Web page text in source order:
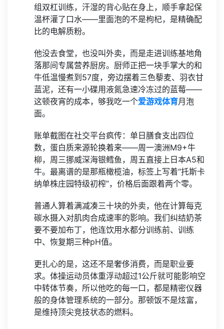
组双杠训练，汗湿的背心贴在身上，顺手拿起保
温杯灌了口水——里面泡的不是枸杞，是精确配
比的电解质粉。
他没去食堂，也没叫外卖，而是走进训练基地角
落那间专属营养厨房。厨师正把一块手掌大的和
牛低温慢煮到57度，旁边摆着三色藜麦、羽衣甘
蓝泥，还有一小碟用液氮急速冷冻过的蓝莓——
这顿夜宵的成本，够我吃一个爱游戏体育月泡
面。
账单截图在社交平台疯传：单日膳食支出四位
数，蛋白质来源轮换着来——周一澳洲M9+牛
柳，周三挪威深海银鳕鱼，周五直接上日本A5和
牛。最离谱的是那瓶橄榄油，标签上写着“托斯卡
纳单株庄园特级初榨”，价格后面跟着两个零。
普通人算着满减凑三十块的外卖，他在计算每克
碳水摄入对肌肉合成速率的影响。我们纠结奶茶
要不要加布丁，他连饮用水都分训练前、训练
中、恢复期三种pH值。
更扎心的是，这还不是奢侈消费，而是职业要
求。体操运动员体重浮动超过1公斤就可能影响空
中转体节奏，所以他吃的每一口，都是精密仪器
般的身体管理系统的一部分。那顿饭不是炫富，
是维持顶尖竞技状态的燃料。